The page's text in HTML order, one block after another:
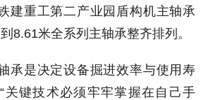
重工第二产业园盾构机主轴承
8.61米全系列主轴承整齐排列。
是决定设备掘进效率与使用寿
关键技术必须牢牢掌握在自己手